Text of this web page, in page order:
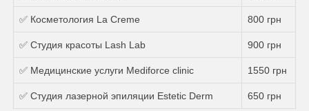
✅ Косметология La Creme 800 грн
✅ Студия красоты Lash Lab 900 грн
✅ Медицинские услуги Mediforce clinic 1550 грн
✅ Студия лазерной эпиляции Estetic Derm 650 грн